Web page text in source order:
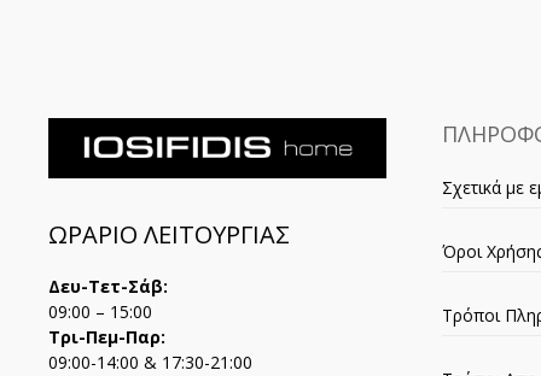
ΩΡΑΡΙΟ ΛΕΙΤΟΥΡΓΙΑΣ
Δευ-Τετ-Σάβ:
09:00 – 15:00
Τρι-Πεμ-Παρ:
09:00-14:00 & 17:30-21:00
Σχετικά με
Όροι
Τρόποι